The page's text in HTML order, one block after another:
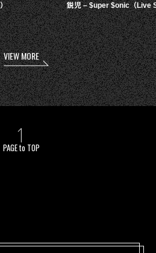
鋭児 – $uper $onic（Live
VIEW MORE
PAGE to TOP